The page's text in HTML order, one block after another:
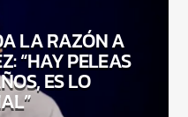
LA RAZÓN A
“HAY PELEAS
ES LO